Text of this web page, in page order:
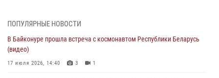
04 августа 2026, 12:15
Росгвардейцы пресекли кражу из супермаркета в Подмосковье
(видео)
03 августа 2026, 15:32
ПОПУЛЯРНЫЕ НОВОСТИ
В Байконуре прошла встреча с космонавтом Республики Беларусь
(видео)
17 июля 2026, 14:40 3 1